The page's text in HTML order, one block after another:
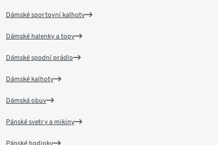
Dámské sportovní kalhoty
Dámské halenky a topy
Dámské spodní prádlo
Dámské kalhoty
Dámská obuv
Pánské svetry a mikiny
Pánské hodinky